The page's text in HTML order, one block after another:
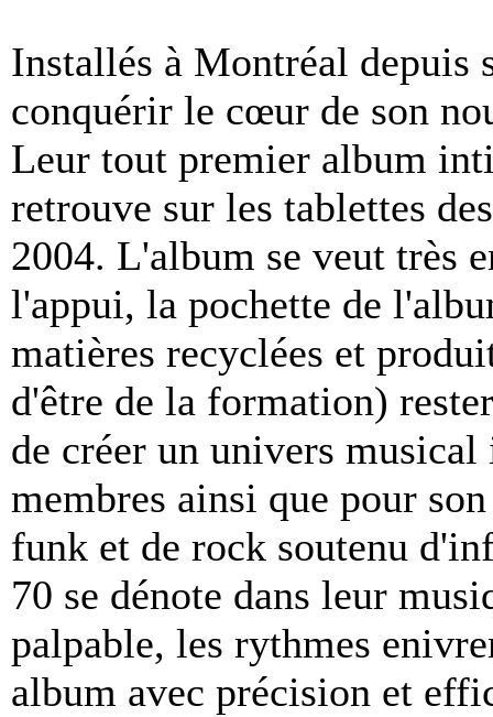
Installés à Montréal depuis
conquérir le cœur de son
Leur tout premier album
retrouve sur les tablettes
2004. L'album se veut très
l'appui, la pochette de
matières recyclées et
d'être de la formation)
de créer un univers
membres ainsi que pour
funk et de rock soutenu
70 se dénote dans leur
palpable, les rythmes
album avec précision et